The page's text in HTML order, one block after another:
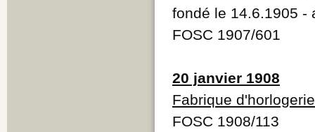
fondé le 14.6.1905 -
FOSC 1907/601
20 janvier 1908
Fabrique
FOSC 1908/113